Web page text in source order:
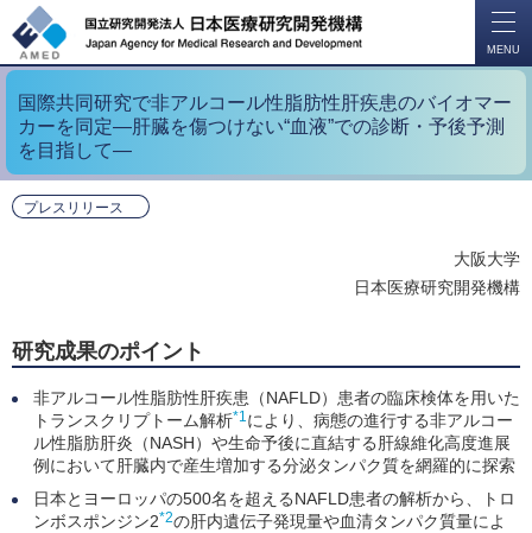
MENU
国際共同研究で非アルコール性脂肪性肝疾患のバイオマー
カーを同定―肝臓を傷つけない“血液”での診断・予後予測
を目指して―
プレスリリース
大阪大学
日本医療研究開発機構
研究成果のポイント
非アルコール性脂肪性肝疾患（NAFLD）患者の臨床検体を用いた
トランスクリプトーム解析*1により、病態の進行する非アルコー
ル性脂肪肝炎（NASH）や生命予後に直結する肝線維化高度進展
例において肝臓内で産生増加する分泌タンパク質を網羅的に探索
日本とヨーロッパの500名を超えるNAFLD患者の解析から、トロ
ンボスポンジン2*2の肝内遺伝子発現量や血清タンパク質量によ